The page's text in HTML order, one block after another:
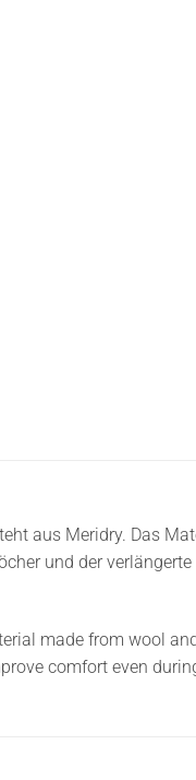
aus Meridry. Das
und der
made from wool
comfort even